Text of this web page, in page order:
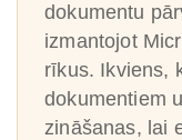
dokumentu
izmantojot
rīkus. Ikviens,
dokumentiem
zināšanas, lai